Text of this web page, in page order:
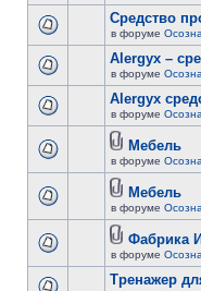
Cредство
в форуме
Alergyx –
в форуме
Alergyx
в форуме
Мебель
в форуме
Мебель
в форуме
Фабрика
в форуме
Тренажер